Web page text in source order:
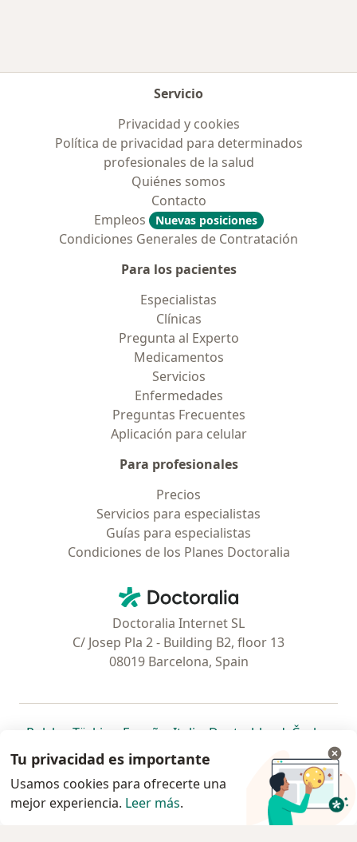
Servicio
Privacidad y cookies
Política de privacidad para determinados
profesionales de la salud
Quiénes somos
Contacto
Empleos
Nuevas posiciones
Condiciones Generales de Contratación
Para los pacientes
Especialistas
Clínicas
Pregunta al Experto
Medicamentos
Servicios
Enfermedades
Preguntas Frecuentes
Aplicación para celular
Para profesionales
Precios
Servicios para especialistas
Guías para especialistas
Condiciones de los Planes Doctoralia
Doctoralia - Página de inicio
Doctoralia Internet SL
C/ Josep Pla 2 - Building B2, floor 13
08019 Barcelona, Spain
Polska se abre en una nueva pestaña
Türkiye se abre en una nueva pestaña
España se abre en una nueva pestaña
Italia se abre en una nueva
Deutschlandse abre en
Česko
Portugal
se abre en una nueva pestaña
México se abre en una nueva pestaña
Chile se abre en una nueva pestaña
Brasil se abre en una nueva
se abre en
se
se abre en una nueva
www.doctoralia.pe © 2026 - Encuentra tu
Tu privacidad es importante
Usamos cookies para ofrecerte una
mejor experiencia. Leer más.